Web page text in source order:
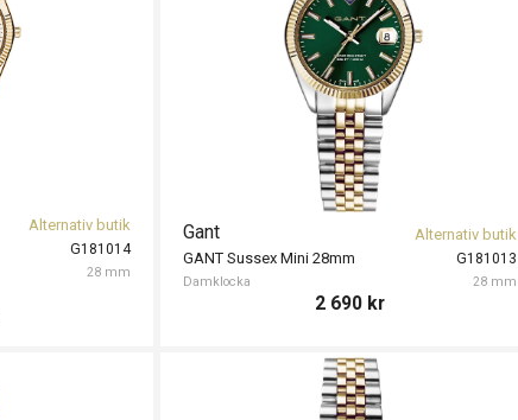
G181014
28 mm
Alternativ butik
G181013
Gant
Damklocka 28 mm
GANT Sussex Mini 28mm
Alternativ butik
2 690 kr